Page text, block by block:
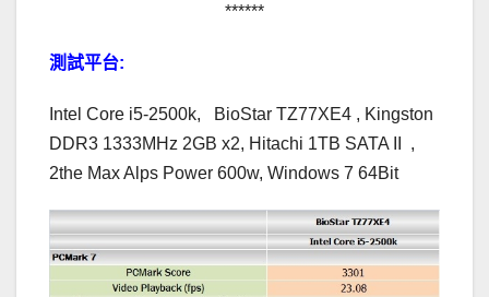
******
測試平台:
Intel Core i5-2500k, BioStar TZ77XE4 , Kingston
DDR3 1333MHz 2GB x2, Hitachi 1TB SATA II ,
2the Max Alps Power 600w, Windows 7 64Bit